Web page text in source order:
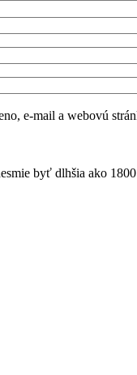
e-mail a webovú
byť dlhšia ako